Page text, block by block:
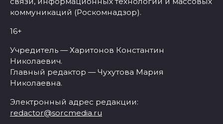
коммуникаций (Роскомнадзор).
16+
Учредитель — Харитонов Константин
Николаевич.
Главный редактор — Чухутова Мария
Николаевна.
Электронный адрес редакции:
redactor@sorcmedia.ru